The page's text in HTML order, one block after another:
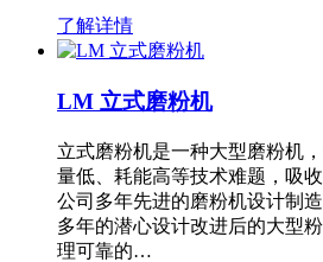
了解详情
LM 立式磨粉机
立式磨粉机是一种大型磨粉机
量低、耗能高等技术难题，吸
公司多年先进的磨粉机设计制
多年的潜心设计改进后的大型
理可靠的…